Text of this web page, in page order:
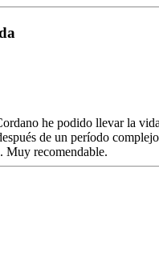
he podido llevar la
de un período
Muy recomendable.